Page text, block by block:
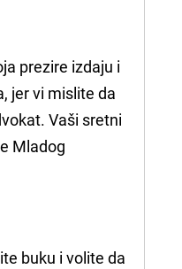
prezire izdaju i
jer vi mislite da
Vaši sretni
Mladog
buku i volite da